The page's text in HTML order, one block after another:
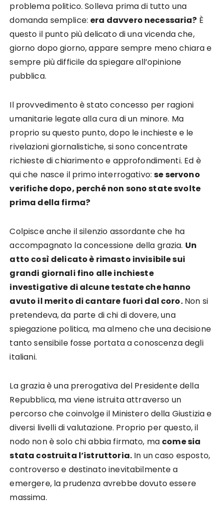
problema politico. Solleva prima di tutto una
domanda semplice: era davvero necessaria? È
questo il punto più delicato di una vicenda che,
giorno dopo giorno, appare sempre meno chiara e
sempre più difficile da spiegare all’opinione
pubblica.
Il provvedimento è stato concesso per ragioni
umanitarie legate alla cura di un minore. Ma
proprio su questo punto, dopo le inchieste e le
rivelazioni giornalistiche, si sono concentrate
richieste di chiarimento e approfondimenti. Ed è
qui che nasce il primo interrogativo:se servono
verifiche dopo, perché non sono state svolte
prima della firma?
Colpisce anche il silenzio assordante che ha
accompagnato la concessione della grazia. Un
atto così delicato è rimasto invisibile sui
grandi giornali fino alle inchieste
investigative di alcune testate che hanno
avuto il merito di cantare fuori dal coro.Non si
pretendeva, da parte di chi di dovere, una
spiegazione politica, ma almeno che una decisione
tanto sensibile fosse portata a conoscenza degli
italiani.
La grazia è una prerogativa del Presidente della
Repubblica, ma viene istruita attraverso un
percorso che coinvolge il Ministero della Giustizia e
diversi livelli di valutazione. Proprio per questo, il
nodo non è solo chi abbia firmato, ma come sia
stata costruita l’istruttoria.In un caso esposto,
controverso e destinato inevitabilmente a
emergere, la prudenza avrebbe dovuto essere
massima.